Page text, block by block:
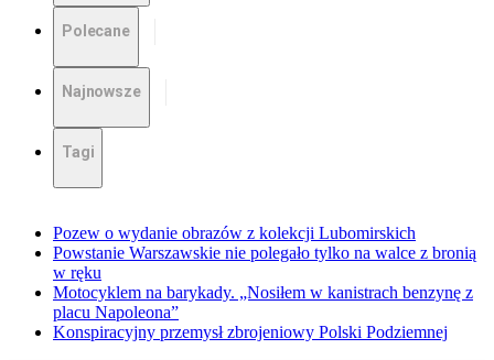
Polecane
Najnowsze
Tagi
Pozew o wydanie obrazów z kolekcji Lubomirskich
Powstanie Warszawskie nie polegało tylko na walce z bronią
w ręku
Motocyklem na barykady. „Nosiłem w kanistrach benzynę z
placu Napoleona”
Konspiracyjny przemysł zbrojeniowy Polski Podziemnej